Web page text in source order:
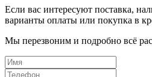
Если вас интересуют поставка,
варианты оплаты или покупка в
Мы перезвоним и подробно всё